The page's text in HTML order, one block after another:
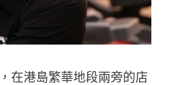
在港島繁華地段兩旁的店